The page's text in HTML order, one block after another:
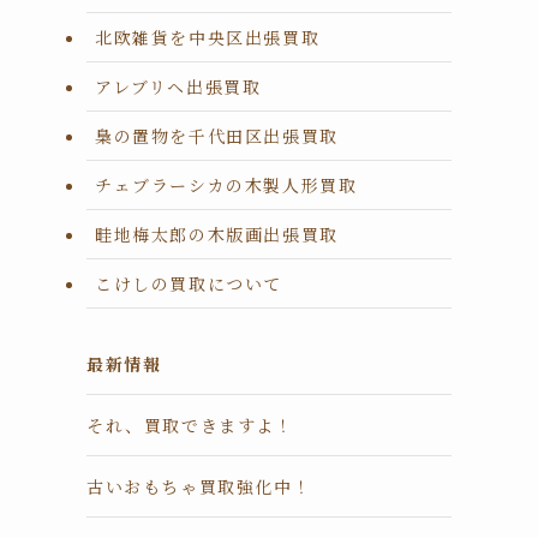
北欧雑貨を中央区出張買取
アレブリヘ出張買取
梟の置物を千代田区出張買取
チェブラーシカの木製人形買取
畦地梅太郎の木版画出張買取
こけしの買取について
最新情報
それ、買取できますよ！
古いおもちゃ買取強化中！